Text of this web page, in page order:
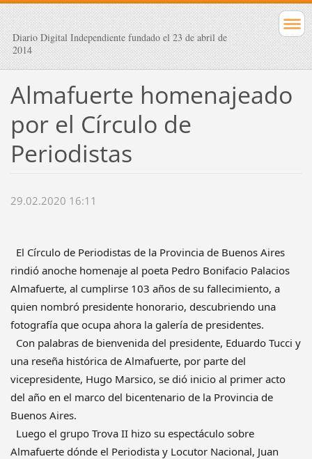
Diario Digital Independiente fundado el 23 de abril de
2014
Almafuerte homenajeado
por el Círculo de
Periodistas
29.02.2020 16:11
El Círculo de Periodistas de la Provincia de Buenos Aires
rindió anoche homenaje al poeta Pedro Bonifacio Palacios
Almafuerte, al cumplirse 103 años de su fallecimiento, a
quien nombró presidente honorario, descubriendo una
fotografía que ocupa ahora la galería de presidentes.
Con palabras de bienvenida del presidente, Eduardo Tucci y
una reseña histórica de Almafuerte, por parte del
vicepresidente, Hugo Marsico, se dió inicio al primer acto
del año en el marco del bicentenario de la Provincia de
Buenos Aires.
Luego el grupo Trova II hizo su espectáculo sobre
Almafuerte dónde el Periodista y Locutor Nacional, Juan